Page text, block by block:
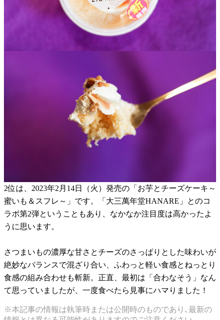
2位は、2023年2月14日（火）発売の「お芋とチーズケーキ～
蜜いも＆スフレ～」です。「大三萬年堂HANARE」とのコ
ラボ第2弾ということもあり、なかなか注目度は高かったよ
うに思います。
さつまいもの濃厚な甘さとチーズのさっぱりとした味わいが
絶妙なバランスで混ざり合い、ふわっと軽い食感とねっとり
食感の組み合わせも斬新。正直、最初は「合わなそう」なん
て思っていましたが、一度食べたら見事にハマりました！
※本記事の情報は執筆時または公開時のものであり､最新の